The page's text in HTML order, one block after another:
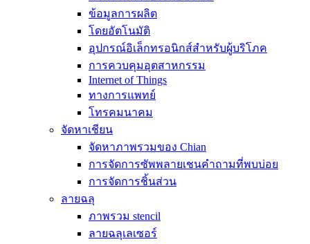
ข้อมูลการผลิต
โดยอัตโนมัติ
อุปกรณ์อิเล็กทรอนิกส์สำหรับผู้บริโภค
การควบคุมอุตสาหกรรม
Internet of Things
ทางการแพทย์
โทรคมนาคม
จัดหาเชียน
จัดหาภาพรวมของ Chian
การจัดการซัพพลายเชนคำถามที่พบบ่อย
การจัดการชิ้นส่วน
ลายฉลุ
ภาพรวม stencil
ลายฉลุเลเซอร์